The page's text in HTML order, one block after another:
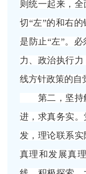
则统一起来，
切“左”的和右
是防止“左”。
力、政治执行
线方针政策的自
第二，坚持
进，求真务实
发，理论联系
真理和发展真